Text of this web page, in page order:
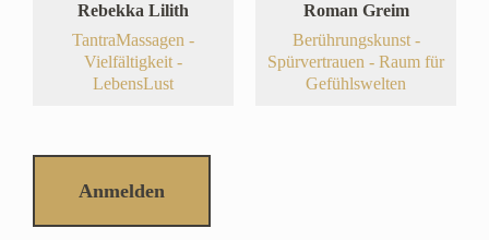
Rebekka Lilith
TantraMassagen -
Vielfältigkeit -
LebensLust
Roman Greim
Berührungskunst -
Spürvertrauen - Raum für
Gefühlswelten
Anmelden